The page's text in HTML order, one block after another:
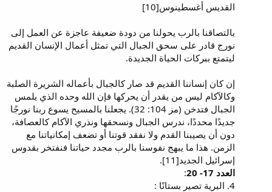
القديس أغسطينوس[10]
بالتصاقنا بالرب يحولنا من دودة ضعيفة عاجزة عن العمل إلى
نورج قادر على سحق الجبال التي تمثل أعمال الإنسان القديم
ليتمتع ببركات الحياة الجديدة.
إن كان إنساننا القديم قد صار كالجبال بأعماله الشريرة الصلبة
وكالآكام ليس من يقدر أن يحركها فإن الله وحده الذي يلمس
الجبال فتدخن (مز 104: 32). يجعلنا بالمسيح يسوع ربنا نورجًا
جديدًا محددًا، ندرس الجبال ونسحقها ونذري الآكام كالعصافة،
دون أن يصيبنا القدم ولا نفقد قوتنا أو تضعف إمكانياتنا مع
الزمن. هذا ما يبهج نفوسنا بالرب مجدد حياتنا فنفتخر بقدوس
إسرائيل الجديد[11].
العدد 17- 20
:
4. البرية تصير بستانًا :